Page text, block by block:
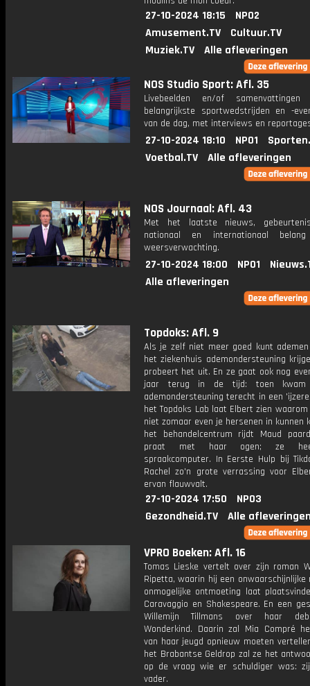
27-10-2024 18:15
NPO2
Amusement.TV
Cultuur.TV
Muziek.TV
Alle afleveringen
NOS Studio Sport: Afl. 35
Livebeelden en/of
belangrijkste sportwedstrijden en -
van de dag, met interviews en
27-10-2024 18:10 NPO1
Voetbal.TV
Alle afleveringen
NOS Journaal: Afl. 43
Met het laatste nieuws,
nationaal en internationaal
weersverwachting.
27-10-2024 18:00 NPO1
Alle afleveringen
Topdoks: Afl. 9
Als je zelf niet meer goed kunt
het ziekenhuis ademondersteuning
probeert het uit. En ze gaat ook nog
jaar terug in de tijd: toen
ademondersteuning terecht in een
het Topdoks Lab laat Elbert zien
niet zomaar even je hersenen in kunnen
het behandelcentrum rijdt Maud
praat met haar ogen; ze
spraakcomputer. In Eerste Hulp bij
Rachel zo'n grote verrassing voor
ervan flauwvalt.
27-10-2024 17:50
NPO3
Gezondheid.TV
Alle
VPRO Boeken: Afl. 16
Tomas Lieske vertelt over zijn roman
Ripetta, waarin hij een
onmogelijke ontmoeting laat
Caravaggio en Shakespeare. En een
Willemijn Tillmans over haar
Wonderkind. Daarin zal Mia Compré
van haar jeugd opnieuw moeten
het Brabantse Geldrop zal ze het
op de vraag wie er schuldiger was:
vader.